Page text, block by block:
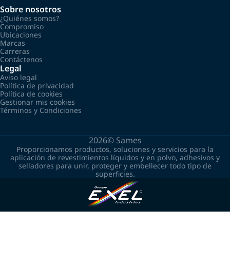
Sobre nosotros
¿Quiénes somos?
Compromiso
Ubicaciones
Marcas
Carreras
Contáctenos
Legal
Aviso legal
Política de privacidad
Política de cookies
Gestionar mis cookies
Términos y Condiciones
2026© Sames
Proporcionamos productos, soluciones y servicios para la
aplicación de revestimientos líquidos y en polvo, adhesivos y
selladores para unir, proteger y embellecer todo tipo de
superficies.